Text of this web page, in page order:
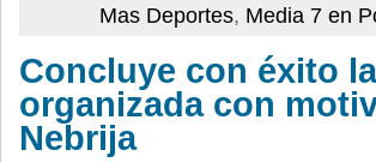
Mas Deportes, Media 7 en
Concluye con éxito
organizada con
Nebrija